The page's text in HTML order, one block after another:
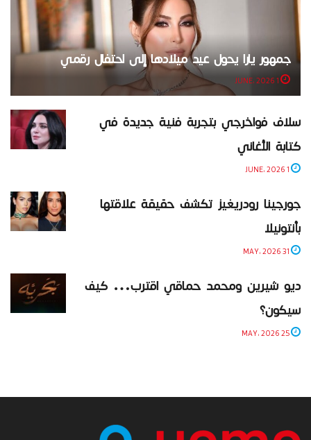
جمهور يارا يحول عيد ميلادها إلى احتفال رقمي
سلاف فواخرجي بتجربة فنية جديدة في
كتابة الأغاني
جورجينا رودريغيز تكشف حقيقة علاقتها
بأنتونيلا
ديو شيرين ومحمد حماقي اقترب… كيف
سيكون؟